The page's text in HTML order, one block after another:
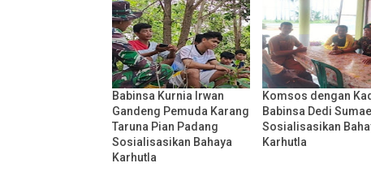
Babinsa Kurnia Irwan
Gandeng Pemuda Karang
Taruna Pian Padang
Sosialisasikan Bahaya
Karhutla
Komsos dengan
Babinsa Dedi
Sosialisasikan
Karhutla